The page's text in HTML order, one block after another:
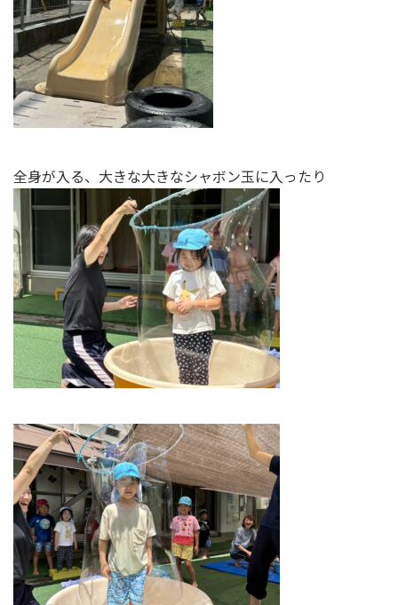
全身が入る、大きな大きなシャボン玉に入ったり